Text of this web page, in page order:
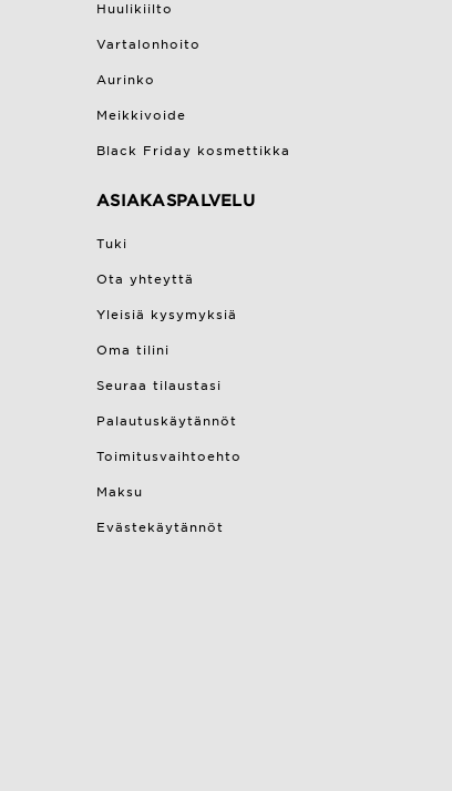
Huulikiilto
Vartalonhoito
Aurinko
Meikkivoide
Black Friday kosmettikka
ASIAKASPALVELU
Tuki
Ota yhteyttä
Yleisiä kysymyksiä
Oma tilini
Seuraa tilaustasi
Palautuskäytännöt
Toimitusvaihtoehto
Maksu
Evästekäytännöt